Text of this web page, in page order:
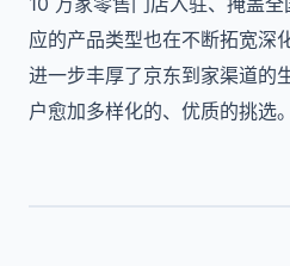
应的产品类型也在不断拓宽深
进一步丰厚了京东到家渠道的
户愈加多样化的、优质的挑选